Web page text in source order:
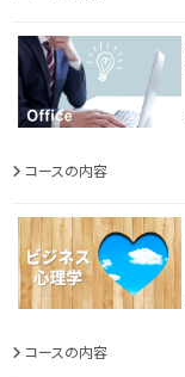
コースの内容
コースの内容